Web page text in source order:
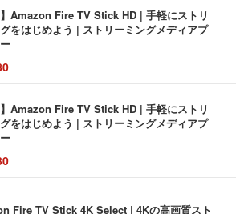
】Amazon Fire TV Stick HD | 手軽にストリ
をはじめよう | ストリーミングメディアプ
】Amazon Fire TV Stick HD | 手軽にストリ
をはじめよう | ストリーミングメディアプ
Fire TV Stick 4K Select | 4Kの高画質スト